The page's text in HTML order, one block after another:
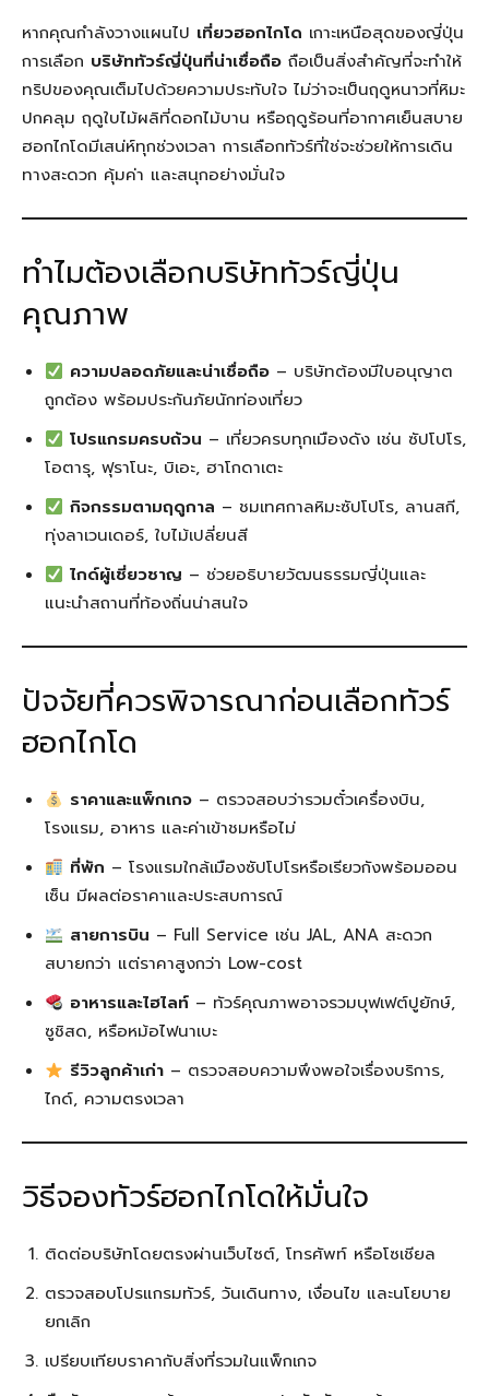
หากคุณกำลังวางแผนไป เที่ยวฮอกไกโด เกาะเหนือสุดของญี่ปุ่น
การเลือก บริษัททัวร์ญี่ปุ่นที่น่าเชื่อถือ ถือเป็นสิ่งสำคัญที่จะทำให้
ทริปของคุณเต็มไปด้วยความประทับใจ ไม่ว่าจะเป็นฤดูหนาวที่หิมะ
ปกคลุม ฤดูใบไม้ผลิที่ดอกไม้บาน หรือฤดูร้อนที่อากาศเย็นสบาย
ฮอกไกโดมีเสน่ห์ทุกช่วงเวลา การเลือกทัวร์ที่ใช่จะช่วยให้การเดิน
ทางสะดวก คุ้มค่า และสนุกอย่างมั่นใจ
ทำไมต้องเลือกบริษัททัวร์ญี่ปุ่น
คุณภาพ
ความปลอดภัยและน่าเชื่อถือ – บริษัทต้องมีใบอนุญาต
ถูกต้อง พร้อมประกันภัยนักท่องเที่ยว
โปรแกรมครบถ้วน – เที่ยวครบทุกเมืองดัง เช่น ซัปโปโร,
โอตารุ, ฟุราโนะ, บิเอะ, ฮาโกดาเตะ
กิจกรรมตามฤดูกาล – ชมเทศกาลหิมะซัปโปโร, ลานสกี,
ทุ่งลาเวนเดอร์, ใบไม้เปลี่ยนสี
ไกด์ผู้เชี่ยวชาญ – ช่วยอธิบายวัฒนธรรมญี่ปุ่นและ
แนะนำสถานที่ท้องถิ่นน่าสนใจ
ปัจจัยที่ควรพิจารณาก่อนเลือกทัวร์
ฮอกไกโด
ราคาและแพ็กเกจ – ตรวจสอบว่ารวมตั๋วเครื่องบิน,
โรงแรม, อาหาร และค่าเข้าชมหรือไม่
ที่พัก – โรงแรมใกล้เมืองซัปโปโรหรือเรียวกังพร้อมออน
เซ็น มีผลต่อราคาและประสบการณ์
สายการบิน – Full Service เช่น JAL, ANA สะดวก
สบายกว่า แต่ราคาสูงกว่า Low-cost
อาหารและไฮไลท์ – ทัวร์คุณภาพอาจรวมบุฟเฟต์ปูยักษ์,
ซูชิสด, หรือหม้อไฟนาเบะ
รีวิวลูกค้าเก่า – ตรวจสอบความพึงพอใจเรื่องบริการ,
ไกด์, ความตรงเวลา
วิธีจองทัวร์ฮอกไกโดให้มั่นใจ
ติดต่อบริษัทโดยตรงผ่านเว็บไซต์, โทรศัพท์ หรือโซเชียล
ตรวจสอบโปรแกรมทัวร์, วันเดินทาง, เงื่อนไข และนโยบาย
ยกเลิก
เปรียบเทียบราคากับสิ่งที่รวมในแพ็กเกจ